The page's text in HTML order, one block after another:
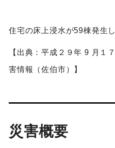
住宅の床上浸水が59棟発生し
【出典：平成２９年 9 月１
害情報（佐伯市）】
災害概要